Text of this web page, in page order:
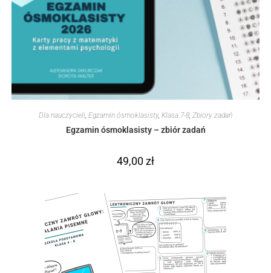
Dla nauczycieli Egzamin ósmoklasisty, Klasa 7-8 Zbiory zadań
Egzamin ósmoklasisty – zbiór zadań
49,00zł